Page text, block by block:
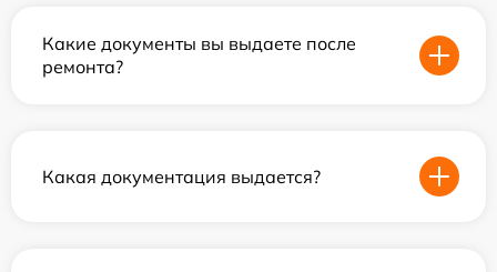
Какие документы вы выдаете после
ремонта?
Какая документация выдается?